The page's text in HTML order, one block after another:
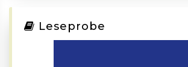
Leseprobe